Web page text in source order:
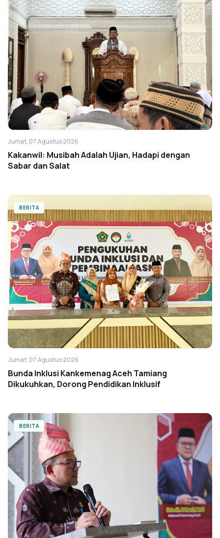
Jumat, 07 Agustus 2026
Kakanwil: Musibah Adalah Ujian, Hadapi dengan
Sabar dan Salat
BERITA
Jumat, 07 Agustus 2026
Bunda Inklusi Kankemenag Aceh Tamiang
Dikukuhkan, Dorong Pendidikan Inklusif
BERITA